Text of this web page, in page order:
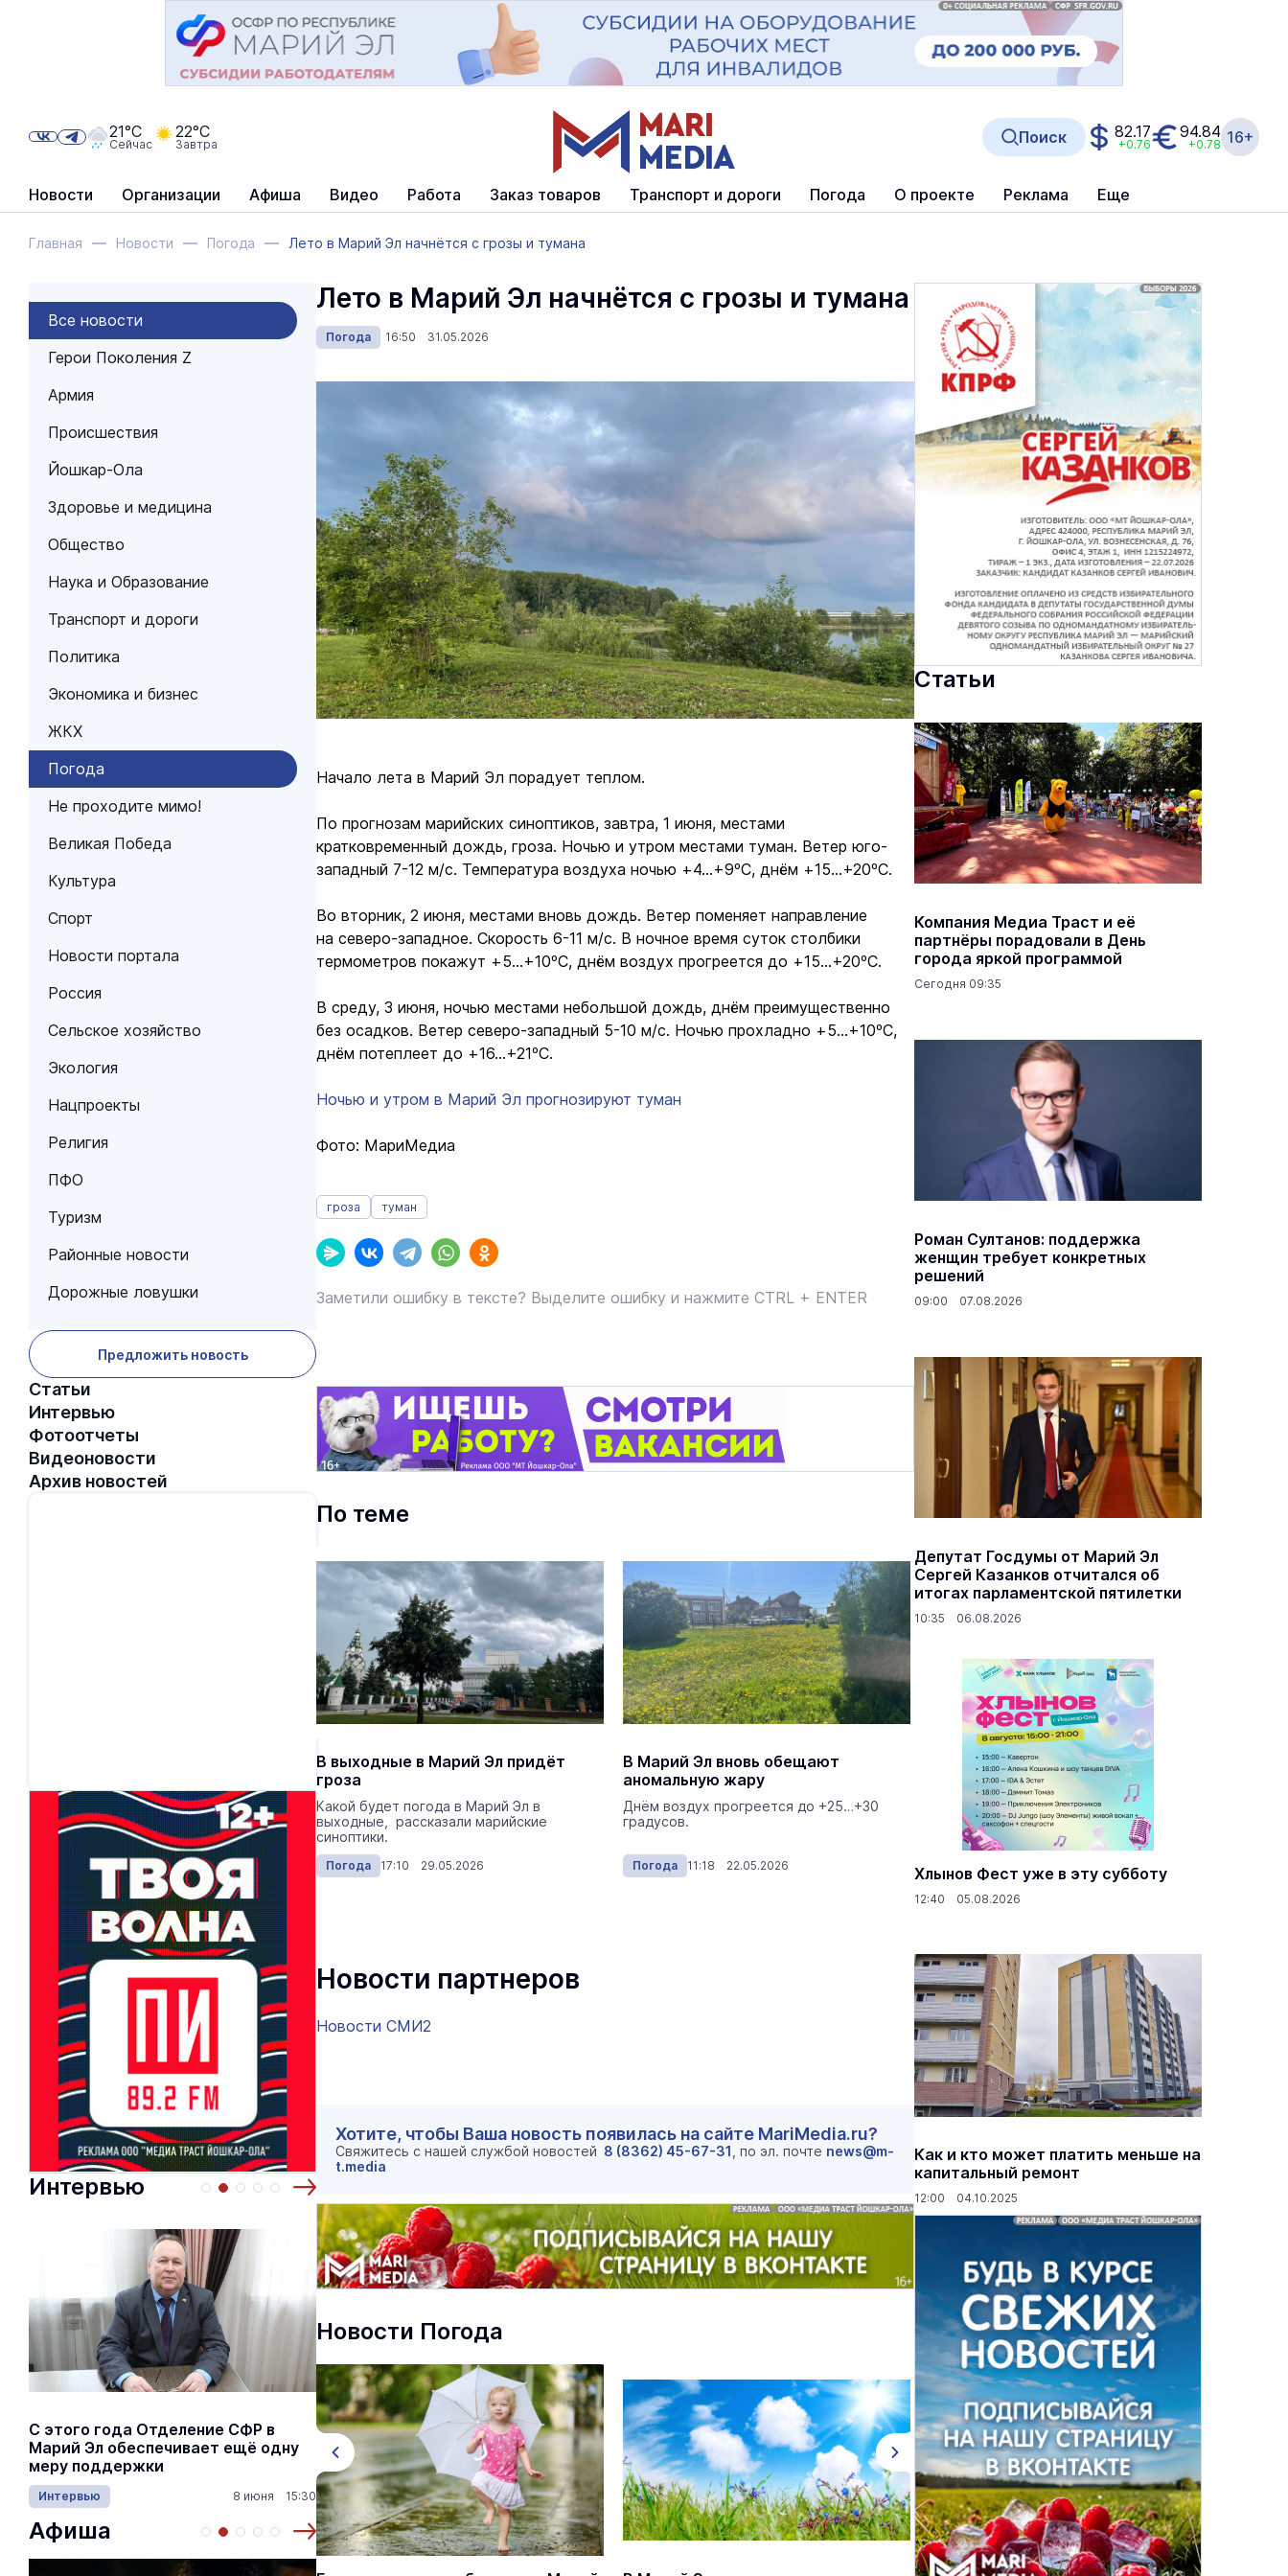
Новости Организации Афиша Видео Работа Заказ товаров Транспорт и дороги Погода О проекте Реклама Еще
21°C
Сейчас
22°C
Завтра Поиск 82.17
+0.76
94.84
+0.78 16+
Главная Новости Погода Лето в Марий Эл начнётся с грозы и тумана
Все новости
Герои Поколения Z
Армия
Происшествия
Йошкар-Ола
Здоровье и медицина
Общество
Наука и Образование
Транспорт и дороги
Политика
Экономика и бизнес
ЖКХ
Погода
Не проходите мимо!
Великая Победа
Культура
Спорт
Новости портала
Россия
Сельское хозяйство
Экология
Нацпроекты
Религия
ПФО
Туризм
Районные новости
Дорожные ловушки
Предложить новость
Статьи
Интервью
Фотоотчеты
Видеоновости
Архив новостей
Интервью
С этого года Отделение СФР в
Марий Эл обеспечивает ещё одну
меру поддержки
Интервью 8 июня 15:30
Алексей Ямаев о премьере в театре
Шкетана: «Для меня не бывает
лёгких спектаклей»
Культура 18 марта 11:05
Как узнать на законных основаниях,
кто собственник недвижимости
Интервью 16 марта 17:00
Василий Дубровин: как продлить
мужское долголетие
Здоровье и медицина 19 февраля 15:55
Афиша
Лето в Марий Эл начнётся с грозы и тумана
Погода 16:50 31.05.2026
Начало лета в Марий Эл порадует теплом.
По прогнозам марийских синоптиков, завтра, 1 июня, местами
кратковременный дождь, гроза. Ночью и утром местами туман. Ветер юго-
западный 7-12 м/с. Температура воздуха ночью +4…+9ºС, днём +15…+20ºС.
Во вторник, 2 июня, местами вновь дождь. Ветер поменяет направление
на северо-западное. Скорость 6-11 м/с. В ночное время суток столбики
термометров покажут +5…+10ºС, днём воздух прогреется до +15…+20ºС.
В среду, 3 июня, ночью местами небольшой дождь, днём преимущественно
без осадков. Ветер северо-западный 5-10 м/с. Ночью прохладно +5…+10ºС,
днём потеплеет до +16…+21ºС.
Ночью и утром в Марий Эл прогнозируют туман
Фото: МариМедиа
гроза туман
Заметили ошибку в тексте? Выделите ошибку и нажмите CTRL + ENTER
По теме
В выходные в Марий Эл придёт
гроза
Какой будет погода в Марий Эл в
выходные, рассказали марийские
синоптики.
Погода 17:10 29.05.2026
В Марий Эл вновь обещают
аномальную жару
Днём воздух прогреется до +25…+30
градусов.
Погода 11:18 22.05.2026
Новости партнеров
Новости СМИ2
Хотите, чтобы Ваша новость появилась на сайте MariMedia.ru?
Свяжитесь с нашей службой новостей 8 (8362) 45-67-31 , по эл. почте news@m-
t.media
Новости Погода
Статьи
Компания Медиа Траст и её
партнёры порадовали в День
города яркой программой
Сегодня 09:35
Роман Султанов: поддержка
женщин требует конкретных
решений
09:00 07.08.2026
Депутат Госдумы от Марий Эл
Сергей Казанков отчитался об
итогах парламентской пятилетки
10:35 06.08.2026
Хлынов Фест уже в эту субботу
12:40 05.08.2026
Как и кто может платить меньше на
капитальный ремонт
12:00 04.10.2025